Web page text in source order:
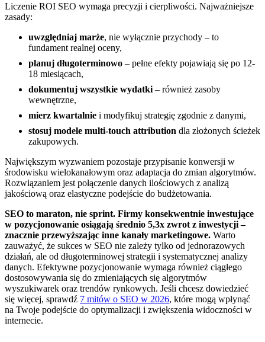
Liczenie ROI SEO wymaga precyzji i cierpliwości. Najważniejsze
zasady:
uwzględniaj marże, nie wyłącznie przychody – to
fundament realnej oceny,
planuj długoterminowo – pełne efekty pojawiają się po 12-
18 miesiącach,
dokumentuj wszystkie wydatki – również zasoby
wewnętrzne,
mierz kwartalnie i modyfikuj strategię zgodnie z danymi,
stosuj modele multi-touch attribution dla złożonych ścieżek
zakupowych.
Największym wyzwaniem pozostaje przypisanie konwersji w
środowisku wielokanałowym oraz adaptacja do zmian algorytmów.
Rozwiązaniem jest połączenie danych ilościowych z analizą
jakościową oraz elastyczne podejście do budżetowania.
SEO to maraton, nie sprint. Firmy konsekwentnie inwestujące
w pozycjonowanie osiągają średnio 5,3x zwrot z inwestycji –
znacznie przewyższając inne kanały marketingowe. Warto
zauważyć, że sukces w SEO nie zależy tylko od jednorazowych
działań, ale od długoterminowej strategii i systematycznej analizy
danych. Efektywne pozycjonowanie wymaga również ciągłego
dostosowywania się do zmieniających się algorytmów
wyszukiwarek oraz trendów rynkowych. Jeśli chcesz dowiedzieć
się więcej, sprawdź 7 mitów o SEO w 2026, które mogą wpłynąć
na Twoje podejście do optymalizacji i zwiększenia widoczności w
internecie.